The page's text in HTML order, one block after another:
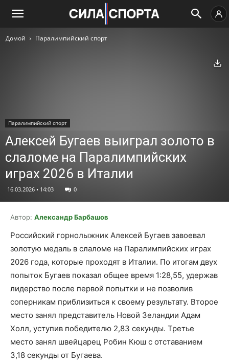
Домой Паралимпийский спорт
Паралимпийский спорт
Алексей Бугаев выиграл золото в
слаломе на Паралимпийских
играх 2026 в Италии
16.03.2026 • 14:03 0
Автор: Александр Барбашов
Российский горнолыжник Алексей Бугаев завоевал
золотую медаль в слаломе на Паралимпийских играх
2026 года, которые проходят в Италии. По итогам двух
попыток Бугаев показал общее время 1:28,55, удержав
лидерство после первой попытки и не позволив
соперникам приблизиться к своему результату. Второе
место занял представитель Новой Зеландии Адам
Холл, уступив победителю 2,83 секунды. Третье
место занял швейцарец Робин Кюш с отставанием
3,18 секунды от Бугаева.